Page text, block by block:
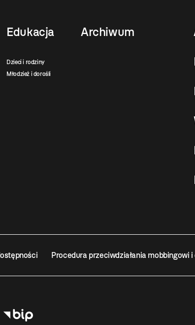
Edukacja
Dzieci i rodziny
Młodzież i dorośli
Archiwum
Procedura przeciwdziałania mobbingowi